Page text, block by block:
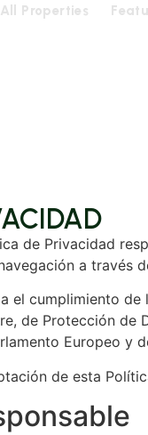
All Properties
de Privacidad
a través
el cumplimiento
de Protección de
Europeo y
de esta